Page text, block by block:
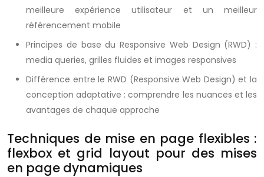
meilleure expérience utilisateur et un meilleur
référencement mobile
Principes de base du Responsive Web Design (RWD) :
media queries, grilles fluides et images responsives
Différence entre le RWD (Responsive Web Design) et la
conception adaptative : comprendre les nuances et les
avantages de chaque approche
Techniques de mise en page flexibles :
flexbox et grid layout pour des mises
en page dynamiques